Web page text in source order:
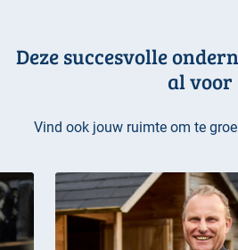
Deze succesvolle
al voor
Vind ook jouw ruimte om te